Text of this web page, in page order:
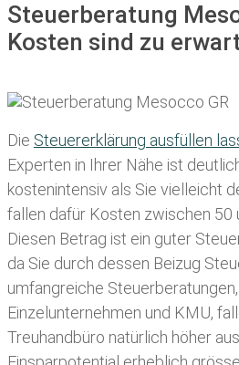
Steuerberatung
Kosten sind zu
Die Steuererklärung ausfüllen
Experten in Ihrer Nähe ist
kostenintensiv als Sie vielleicht
fallen dafür Kosten zwischen 50
Diesen Betrag ist ein guter
da Sie durch dessen Beizug
umfangreiche
Einzelunternehmen und KMU,
Treuhandbüro natürlich höher